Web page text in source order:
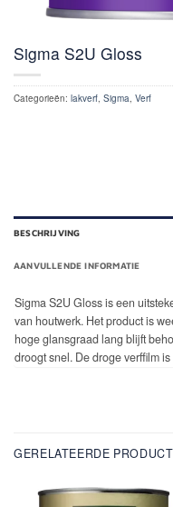
Sigma S2U Gloss
Categorieën: lakverf, Sigma, Verf
BESCHRIJVING
AANVULLENDE INFORMATIE
Sigma S2U Gloss is een
van houtwerk. Het product is
hoge glansgraad lang blijft
droogt snel. De droge verffilm
GERELATEERDE